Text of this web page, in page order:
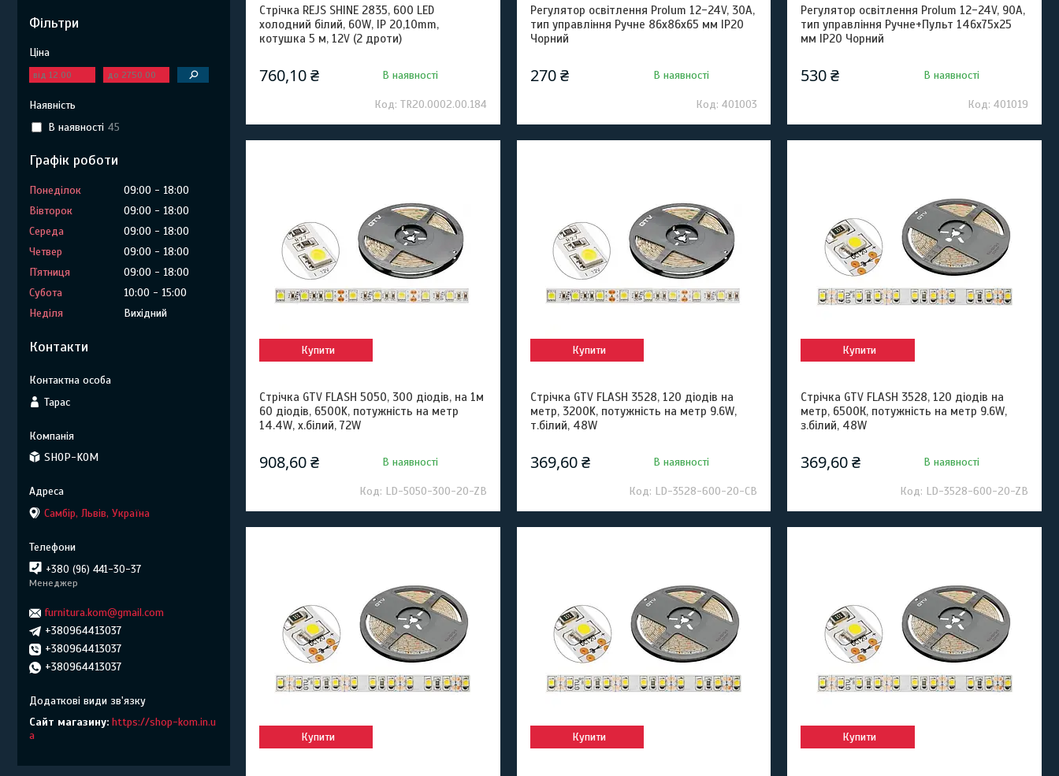
Стрічка REJS SHINE 2835, 600 LED
холодний білий, 60W, IP 20,10mm,
котушка 5 м, 12V (2 дроти)
760,10 ₴ В наявності
TR20.0002.00.184
Регулятор освітлення Prolum 12-24V, 30А,
тип управління Ручне 86х86х65 мм IP20
Чорний
270 ₴ В наявності
401003
Регулятор освітлення Prolum 12-24V, 90А,
тип управління Ручне+Пульт 146х75х25
мм IP20 Чорний
530 ₴ В наявності
401019
Купити
Стрічка GTV FLASH 5050, 300 діодів, на 1м
60 діодів, 6500K, потужність на метр
14.4W, х.білий, 72W
908,60 ₴ В наявності
LD-5050-300-20-ZB
Купити
Стрічка GTV FLASH 3528, 120 діодів на
метр, 3200K, потужність на метр 9.6W,
т.білий, 48W
369,60 ₴ В наявності
LD-3528-600-20-CB
Купити
Стрічка GTV FLASH 3528, 120 діодів на
метр, 6500К, потужність на метр 9.6W,
з.білий, 48W
369,60 ₴ В наявності
LD-3528-600-20-ZB
Купити Купити Купити
Фільтри
Ціна
Наявність
В наявності 45
Графік роботи
Понеділок 09:00
18:00
Вівторок
09:00
18:00
Середа
09:00
18:00
Четвер
09:00
18:00
Пʼятниця
09:00
18:00
Субота
10:00
15:00
Неділя
Вихідний
Контакти
Тарас
SHOP-KOM
Самбір, Львів, Україна
+380 (96) 441-30-37
Менеджер
furnitura.kom@gmail.com
+380964413037
+380964413037
+380964413037
Сайт магазину https://shop-kom.in.u
a